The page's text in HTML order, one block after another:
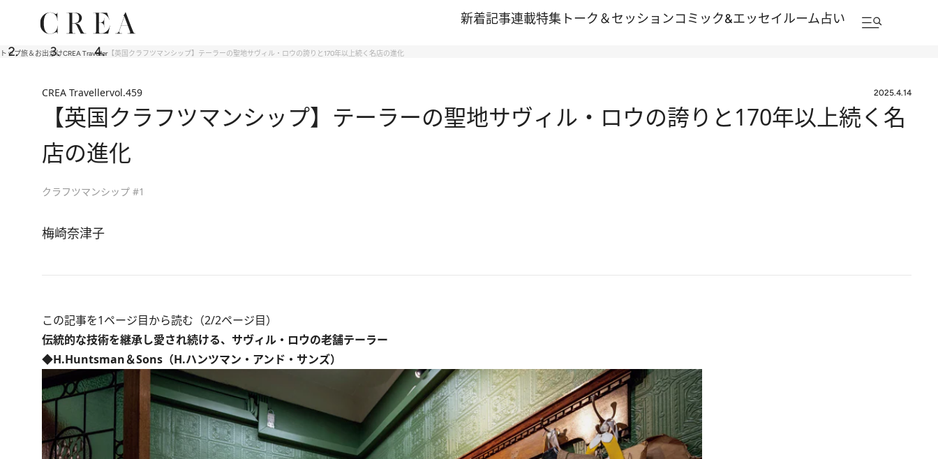
新着記事連載特集 トーク＆セッションコミック&エッセイルーム占い
トップ旅＆お出かけCREA Traveller【英国クラフツマンシップ】テーラーの聖地サヴィル・ロウの誇りと170年以上続く名店の進化
CREA Travellervol.459 2025.4.14
【英国クラフツマンシップ】テーラーの聖地サヴィル・ロウの誇りと170年以上続く名
店の進化
クラフツマンシップ #1
梅崎奈津子
この記事を1ページ目から読む（2/2ページ目）
伝統的な技術を継承し愛され続ける、サヴィル・ロウの老舗テーラー
◆H.Huntsman＆Sons（H.ハンツマン・アンド・サンズ）